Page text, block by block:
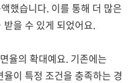
했습니다. 이를 통해 더 많은
을 수 있게 되었어요.
율의 확대예요. 기존에는
이 특정 조건을 충족하는 경